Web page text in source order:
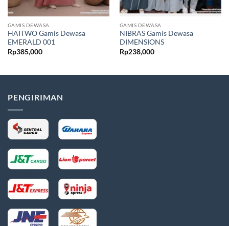
GAMIS DEWASA
HAITWO Gamis Dewasa
EMERALD 001
Rp385,000
GAMIS DEWASA
NIBRAS Gamis Dewasa
DIMENSIONS
Rp238,000
PENGIRIMAN